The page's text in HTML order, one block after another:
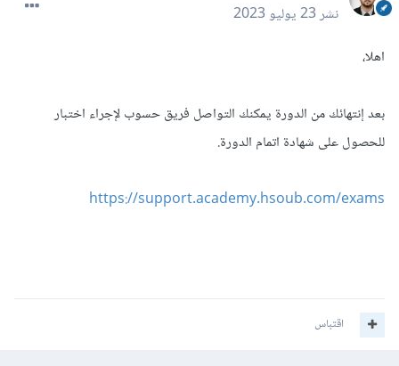
نشر23 يوليو 2023
اهلا،
بعد إنتهائك من الدورة يمكنك التواصل فريق حسوب لإجراء اختبار
للحصول على شهادة اتمام الدورة.
https://support.academy.hsoub.com/exams
اقتباس